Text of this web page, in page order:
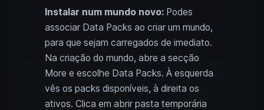
Instalar num mundo novo: Podes
associar Data Packs ao criar um mundo,
para que sejam carregados de imediato.
Na criação do mundo, abre a secção
More e escolhe Data Packs. À esquerda
vês os packs disponíveis, à direita os
ativos. Clica em abrir pasta temporária